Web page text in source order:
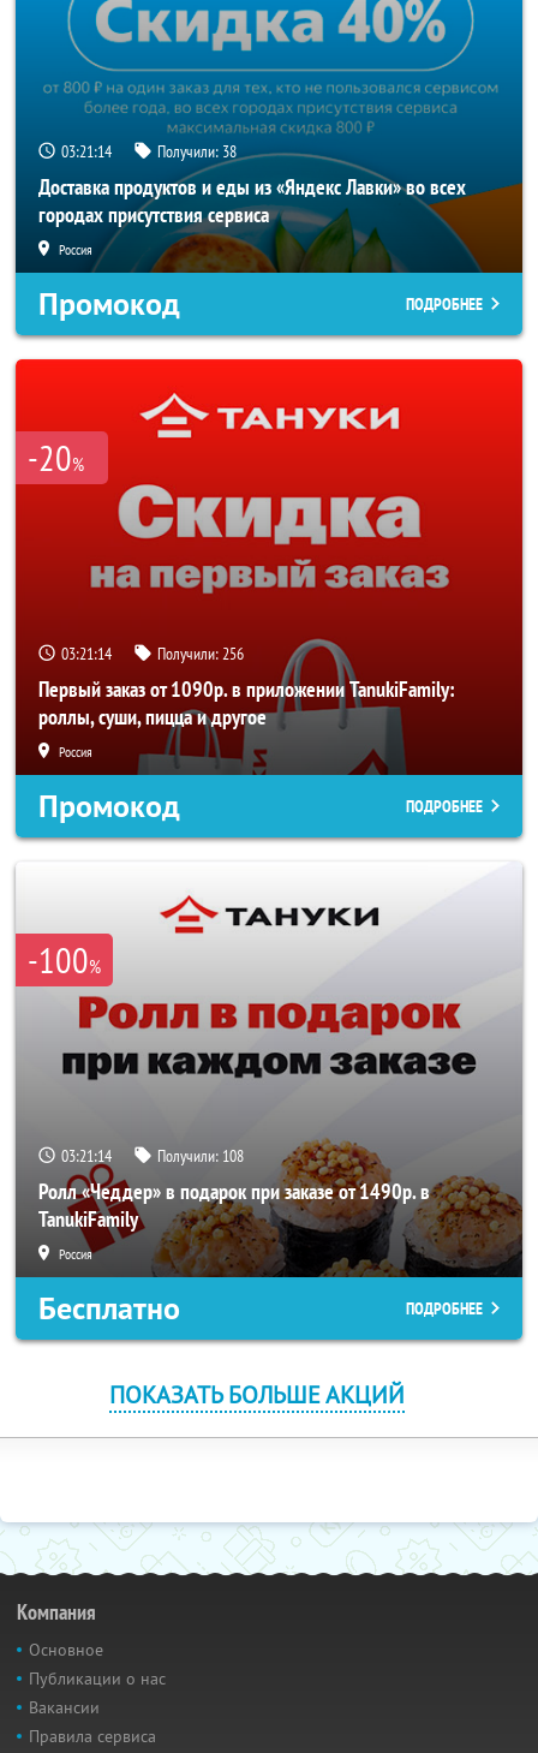
03:21:13 Получили: 38
Доставка продуктов и еды из «Яндекс Лавки» во всех
городах присутствия сервиса
Россия
Промокод ПОДРОБНЕЕ
-20%
03:21:13 Получили:256
Первый заказ от 1090р. в приложении TanukiFamily:
роллы, суши, пицца и другое
Россия
Промокод ПОДРОБНЕЕ
-100%
03:21:13 Получили: 108
Ролл «Чеддер» в подарок при заказе от 1490р. в
TanukiFamily
Россия
Бесплатно ПОДРОБНЕЕ
ПОКАЗАТЬ БОЛЬШЕ АКЦИЙ
Компания
Основное
Публикации о нас
Вакансии
Правила сервиса